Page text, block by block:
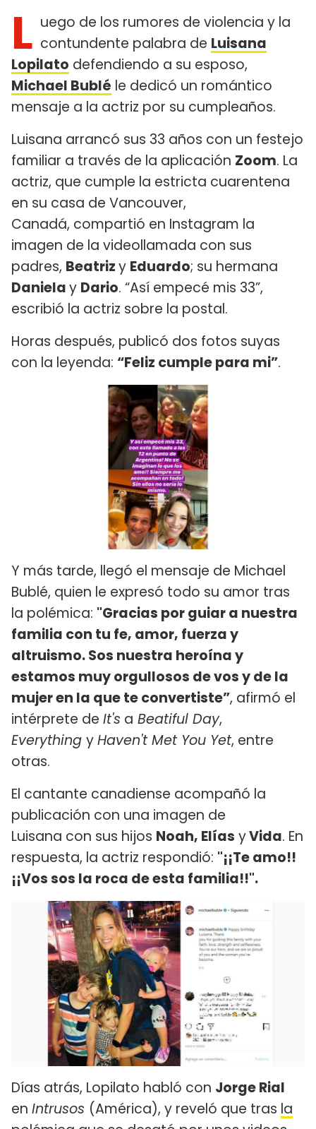
L uego de los rumores de violencia y la
contundente palabra de Luisana
Lopilato defendiendo a su esposo,
Michael Bublé le dedicó un romántico
mensaje a la actriz por su cumpleaños.
Luisana arrancó sus 33 años con un festejo
familiar a través de la aplicación Zoom. La
actriz, que cumple la estricta cuarentena
en su casa de Vancouver,
Canadá, compartió en Instagram la
imagen de la videollamada con sus
padres, Beatrizy Eduardo; su hermana
Danielay Dario. “Así empecé mis 33”,
escribió la actriz sobre la postal.
Horas después, publicó dos fotos suyas
con la leyenda: “Feliz cumple para mi”.
Y más tarde, llegó el mensaje de Michael
Bublé, quien le expresó todo su amor tras
la polémica: "Gracias por guiar a nuestra
familia con tu fe, amor, fuerza y
altruismo. Sos nuestra heroína y
estamos muy orgullosos de vos y de la
mujer en la que te convertiste”, afirmó el
intérprete de It's a Beatiful Day,
Everything yHaven't Met You Yet, entre
otras.
El cantante canadiense acompañó la
publicación con una imagen de
Luisana con sus hijos Noah, Elías yVida. En
respuesta, la actriz respondió: "¡¡Te amo!!
¡¡Vos sos la roca de esta familia!!".
Días atrás, Lopilato habló con Jorge Rial
en Intrusos (América), y reveló que tras la